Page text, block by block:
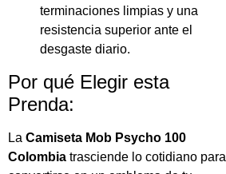
terminaciones limpias y una
resistencia superior ante el
desgaste diario.
Por qué Elegir esta
Prenda:
La Camiseta Mob Psycho 100
Colombia trasciende lo cotidiano para